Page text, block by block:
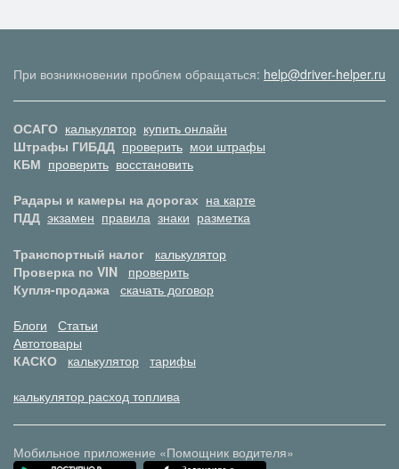
При возникновении проблем обращаться: help@driver-helper.ru
ОСАГО калькулятор купить онлайн
Штрафы ГИБДД проверить мои штрафы
КБМ проверить восстановить
Радары и камеры на дорогах на карте
ПДД экзамен правила знаки разметка
Транспортный налог
калькулятор
Проверка по VIN
проверить
Купля-продажа скачать договор
Блоги
Статьи
Автотовары
КАСКО
калькулятор тарифы
калькулятор расход топлива
Мобильное приложение «Помощник водителя»